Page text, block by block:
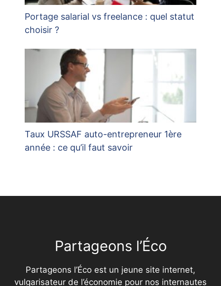
Portage salarial vs freelance : quel statut
choisir ?
Taux URSSAF auto-entrepreneur 1ère
année : ce qu’il faut savoir
Partageons l’Éco
Partageons l’Éco est un jeune site internet,
vulgarisateur de l’économie pour nos internautes